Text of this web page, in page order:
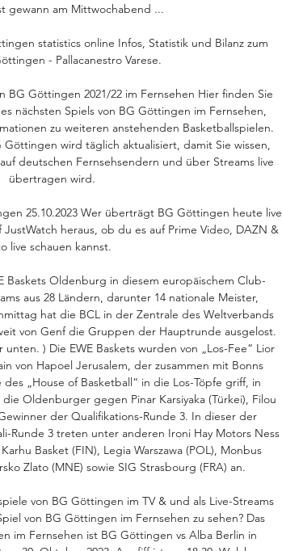
gewann am Mittwochabend ...
statistics online Infos, Statistik und Bilanz zum
- Pallacanestro Varese.
BG Göttingen 2021/22 im Fernsehen Hier finden Sie
nächsten Spiels von BG Göttingen im Fernsehen,
zu weiteren anstehenden Basketballspielen.
wird täglich aktualisiert, damit Sie wissen,
deutschen Fernsehsendern und über Streams live
übertragen wird.
25.10.2023 Wer überträgt BG Göttingen heute live
heraus, ob du es auf Prime Video, DAZN &
live schauen kannst.
Baskets Oldenburg in diesem europäischem Club-
aus 28 Ländern, darunter 14 nationale Meister,
hat die BCL in der Zentrale des Weltverbands
von Genf die Gruppen der Hauptrunde ausgelost.
) Die EWE Baskets wurden von „Los-Fee“ Lior
von Hapoel Jerusalem, der zusammen mit Bonns
„House of Basketball“ in die Los-Töpfe griff, in
Oldenburger gegen Pinar Karsiyaka (Türkei), Filou
der Qualifikations-Runde 3. In dieser der
Runde 3 treten unter anderen Ironi Hay Motors Ness
Basket (FIN), Legia Warszawa (POL), Monbus
Zlato (MNE) sowie SIG Strasbourg (FRA) an.
von BG Göttingen im TV & und als Live-Streams
von BG Göttingen im Fernsehen zu sehen? Das
im Fernsehen ist BG Göttingen vs Alba Berlin in